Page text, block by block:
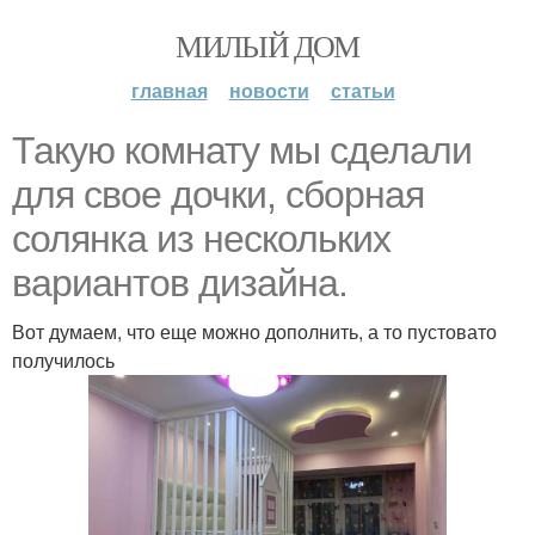
МИЛЫЙ ДОМ
главная новости статьи
Такую комнату мы сделали
для свое дочки, сборная
солянка из нескольких
вариантов дизайна.
Вот думаем, что еще можно дополнить, а то пустовато
получилось